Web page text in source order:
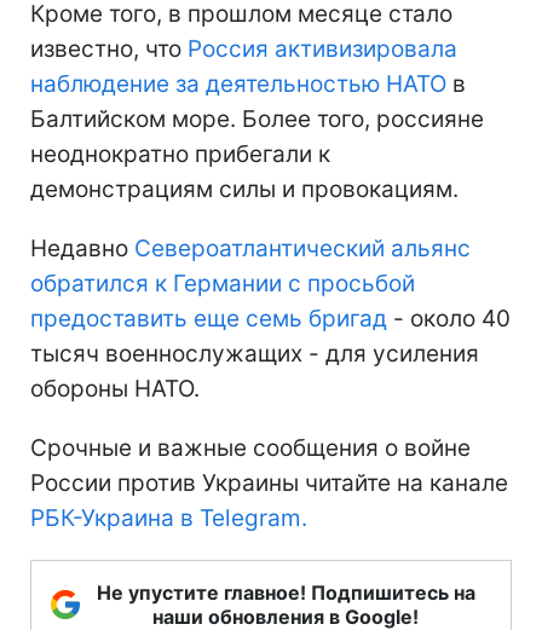
Кроме того, в прошлом месяце стало
известно, что Россия активизировала
наблюдение за деятельностью НАТО в
Балтийском море. Более того, россияне
неоднократно прибегали к
демонстрациям силы и провокациям.
Недавно Североатлантический альянс
обратился к Германии с просьбой
предоставить еще семь бригад - около 40
тысяч военнослужащих - для усиления
обороны НАТО.
Срочные и важные сообщения о войне
России против Украины читайте на канале
РБК-Украина в Telegram.
Не упустите главное! Подпишитесь на
наши обновления в Google!